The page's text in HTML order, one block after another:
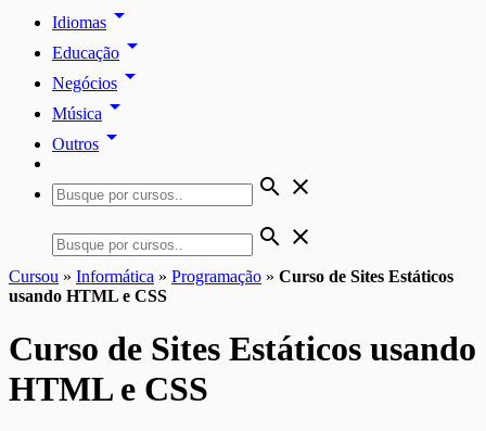
Idiomas arrow_drop_down
Educação arrow_drop_down
Negócios arrow_drop_down
Música arrow_drop_down
Outros arrow_drop_down
search close
search close
Cursou » Informática » Programação » Curso de Sites Estáticos
usando HTML e CSS
Curso de Sites Estáticos usando
HTML e CSS